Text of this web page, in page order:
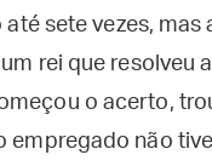
sete vezes, mas
rei que resolveu
o acerto,
empregado não